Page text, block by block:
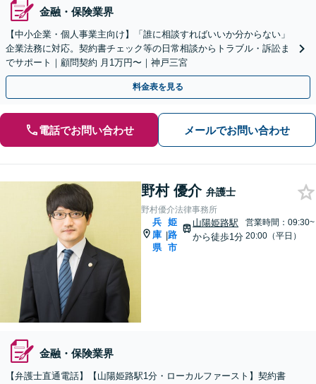
金融・保険業界
【中小企業・個人事業主向け】「誰に相談すればいいか分からない」
企業法務に対応。契約書チェック等の日常相談からトラブル・訴訟ま
でサポート｜顧問契約 月1万円〜｜神戸三宮
料金表を見る
電話でお問い合わせ メールでお問い合わせ
野村 優介 弁護士
野村優介法律事務所
兵
庫
県
|
姫
路
市
山陽姫路駅
から徒歩1分
営業時間：09:30~
20:00（平日）
金融・保険業界
【弁護士直通電話】【山陽姫路駅1分・ローカルファースト】契約書